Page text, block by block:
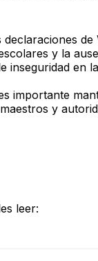
declaraciones
y la
inseguridad en
importante
y
leer: